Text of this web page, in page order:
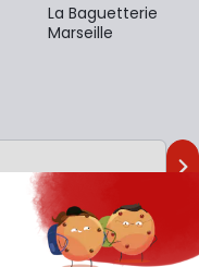
La Baguetterie
Marseille
acceptez notre
politique de